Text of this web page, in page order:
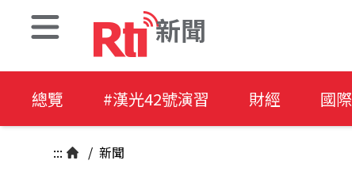
新聞
總覽 #漢光42號演習 財經 國際
::: / 新聞